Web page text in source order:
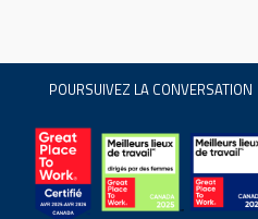
POURSUIVEZ LA CONVERSATION